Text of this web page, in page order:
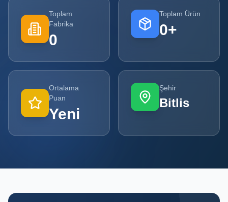
Tüm
Ürünler
Kampanyalar
POPÜLER
KATEGORILER
Toplam
Fabrika
0
Toplam Ürün
0+
Ortalama
Puan
Yeni
Şehir
Bitlis